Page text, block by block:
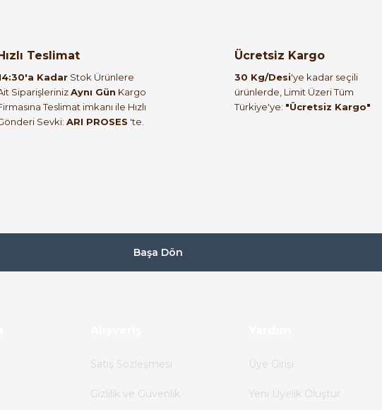
Hızlı Teslimat
Kadar Stok Ürünlere
SiparişlerinizAynı Gün Kargo
Teslimat imkanı ile Hızlı
Sevki: ARI PROSES 'te.
Ücretsiz Kargo
30 Kg/Desi'ye kadar seçili
ürünlerde, Limit Üzeri Tüm
Türkiye'ye: "Ücretsiz Kargo"
Başa Dön
Satış Sözleşmesi
Gizlilik ve Güvenlik
Üye Girişi
Yeni Üyelik Oluştur